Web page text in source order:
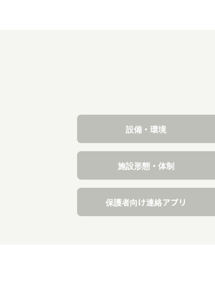
設備・環境
施設形態・体制
保護者向け連絡アプリ